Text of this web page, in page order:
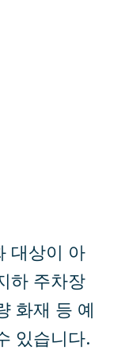
대상이 아
하 주차장
화재 등 예
있습니다.